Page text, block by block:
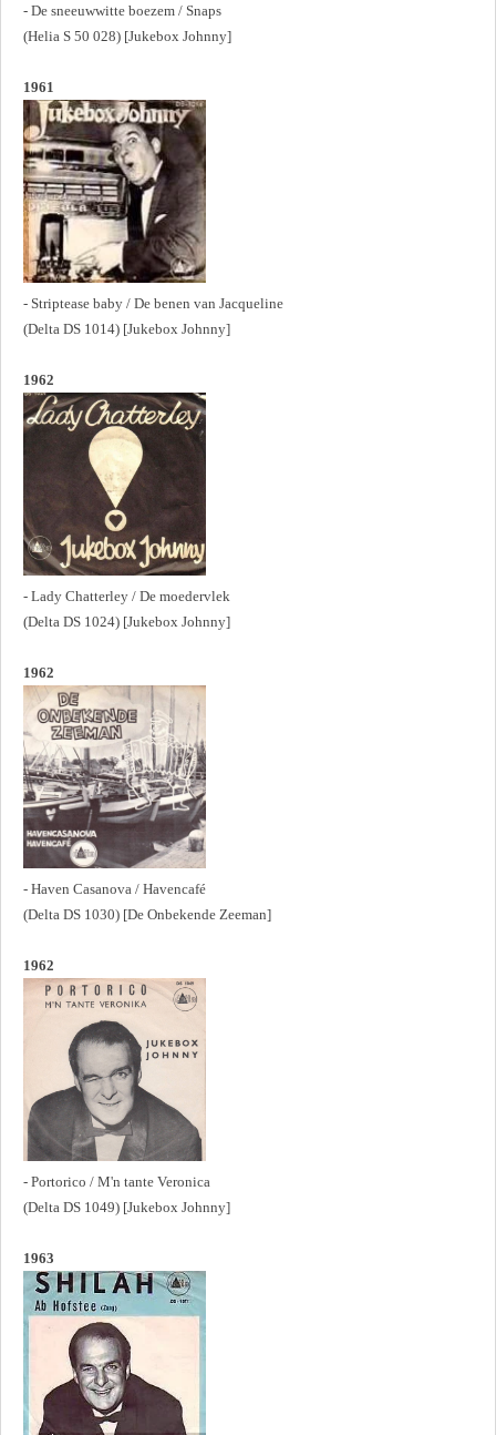
- De sneeuwwitte boezem / Snaps
(Helia S 50 028) [Jukebox Johnny]
1961
- Striptease baby / De benen van Jacqueline
(Delta DS 1014) [Jukebox Johnny]
1962
- Lady Chatterley / De moedervlek
(Delta DS 1024) [Jukebox Johnny]
1962
- Haven Casanova / Havencafé
(Delta DS 1030) [De Onbekende Zeeman]
1962
- Portorico / M'n tante Veronica
(Delta DS 1049) [Jukebox Johnny]
1963